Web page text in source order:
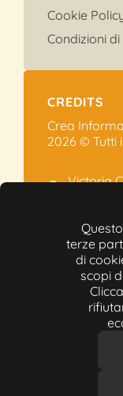
terze
di
scopi
Cookie
Condizioni di
CREDITS
Crea
2026 © Tutti
Victoria
Via
+39
Partita
N-REA: